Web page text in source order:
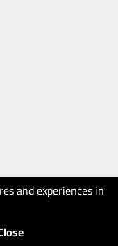
and experiences in